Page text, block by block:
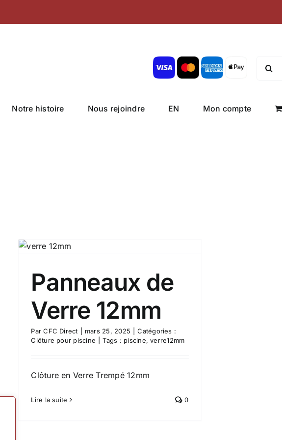
Notre histoire Nous rejoindre EN Mon compte
Panneaux de
Verre 12mm
ParCFC Direct mars 25, 2025
Catégories :
Clôture pour piscine
Tags : piscine,verre12mm
Clôture en Verre Trempé 12mm
Lire la suite 0